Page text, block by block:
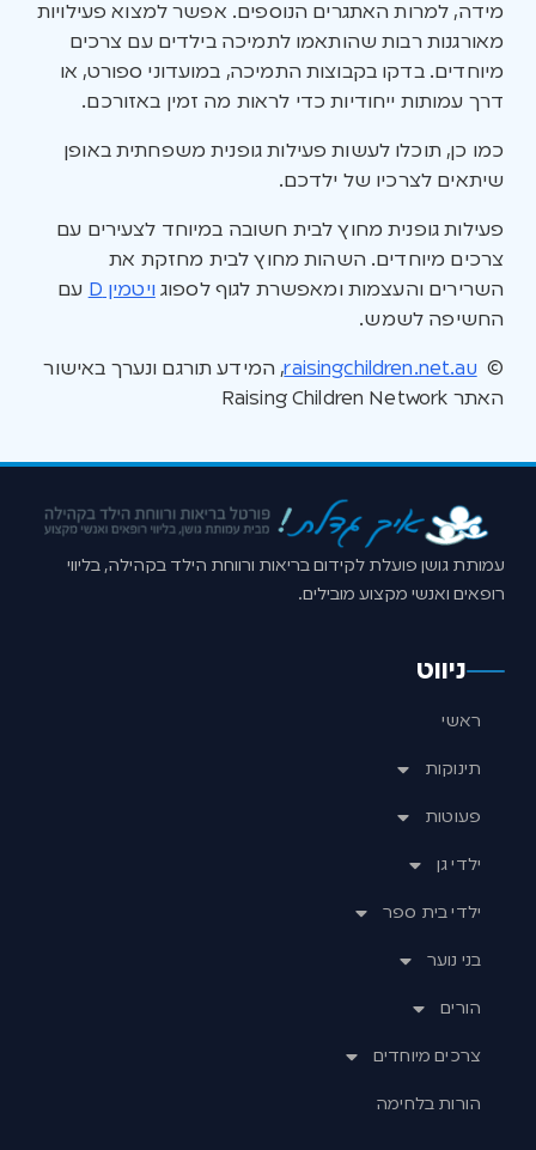
מידה, למרות האתגרים הנוספים. אפשר למצוא פעילויות
מאורגנות רבות שהותאמו לתמיכה בילדים עם צרכים
מיוחדים. בדקו בקבוצות התמיכה, במועדוני ספורט, או
דרך עמותות ייחודיות כדי לראות מה זמין באזורכם.
כמו כן, תוכלו לעשות פעילות גופנית משפחתית באופן
שיתאים לצרכיו של ילדכם.
פעילות גופנית מחוץ לבית חשובה במיוחד לצעירים עם
צרכים מיוחדים. השהות מחוץ לבית מחזקת את
השרירים והעצמות ומאפשרת לגוף לספוגויטמין D
עם
החשיפה לשמש.
©
raisingchildren.net.au, המידע תורגם ונערך באישור
האתר Raising Children Network
עמותת גושן פועלת לקידום בריאות ורווחת הילד בקהילה, בליווי
רופאים ואנשי מקצוע מובילים.
ניווט
ראשי
תינוקות
פעוטות
ילדי גן
ילדי בית ספר
בני נוער
הורים
צרכים מיוחדים
הורות בלחימה